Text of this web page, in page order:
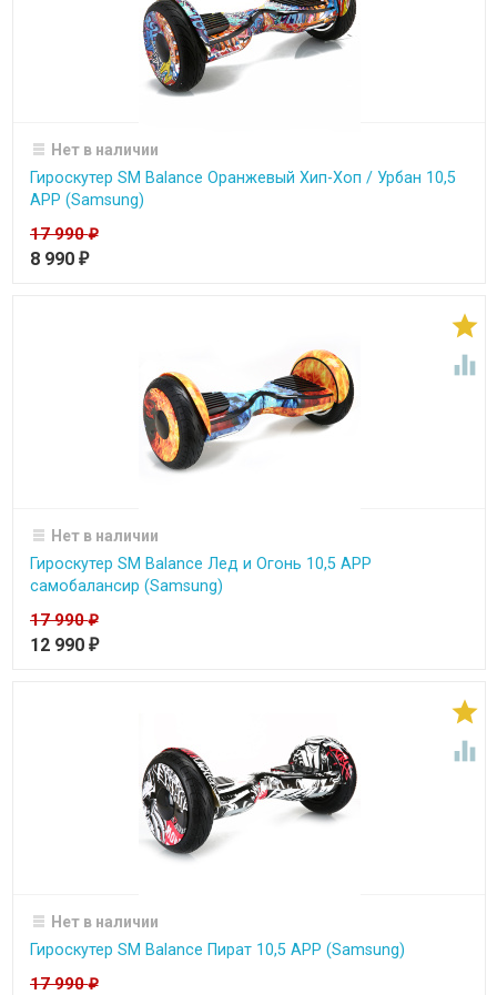
Нет в наличии
Гироскутер SM Balance Оранжевый Хип-Хоп / Урбан 10,5
APP (Samsung)
17 990₽
8 990 ₽


Нет в наличии
Гироскутер SM Balance Лед и Огонь 10,5 APP
самобалансир (Samsung)
17 990₽
12 990 ₽


Нет в наличии
Гироскутер SM Balance Пират 10,5 APP (Samsung)
17 990₽